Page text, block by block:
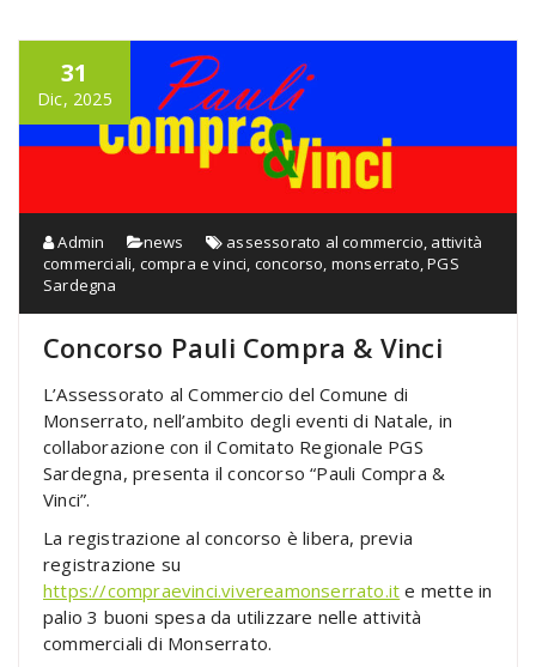
31
Dic, 2025
Admin news assessorato al commercio, attività
commerciali, compra e vinci, concorso, monserrato,PGS
Sardegna
Concorso Pauli Compra & Vinci
L’Assessorato al Commercio del Comune di
Monserrato, nell’ambito degli eventi di Natale, in
collaborazione con il Comitato Regionale PGS
Sardegna, presenta il concorso “Pauli Compra &
Vinci”.
La registrazione al concorso è libera, previa
registrazione su
https://compraevinci.vivereamonserrato.it e mette in
palio 3 buoni spesa da utilizzare nelle attività
commerciali di Monserrato.